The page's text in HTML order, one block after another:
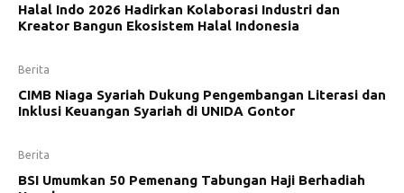
Halal Indo 2026 Hadirkan Kolaborasi Industri dan
Kreator Bangun Ekosistem Halal Indonesia
Berita
CIMB Niaga Syariah Dukung Pengembangan Literasi dan
Inklusi Keuangan Syariah di UNIDA Gontor
Berita
BSI Umumkan 50 Pemenang Tabungan Haji Berhadiah